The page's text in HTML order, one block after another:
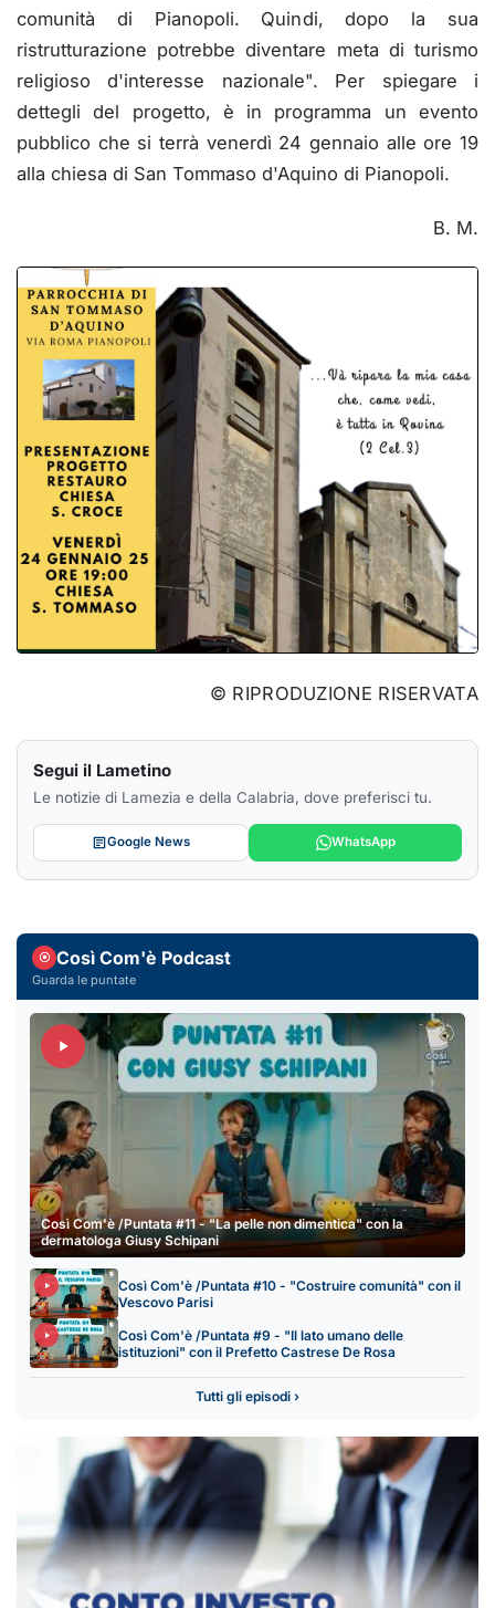
comunità di Pianopoli. Quindi, dopo la sua
ristrutturazione potrebbe diventare meta di turismo
religioso d'interesse nazionale". Per spiegare i
dettegli del progetto, è in programma un evento
pubblico che si terrà venerdì 24 gennaio alle ore 19
alla chiesa di San Tommaso d'Aquino di Pianopoli.
B. M.
© RIPRODUZIONE RISERVATA
Segui il Lametino
Le notizie di Lamezia e della Calabria, dove preferisci tu.
Google News WhatsApp
Così Com'è Podcast
Guarda le puntate
Così Com'è /Puntata #11 - "La pelle non dimentica" con la
dermatologa Giusy Schipani
Così Com'è /Puntata #10 - "Costruire comunità" con il
Vescovo Parisi
Così Com'è /Puntata #9 - "Il lato umano delle
istituzioni" con il Prefetto Castrese De Rosa
Tutti gli episodi ›